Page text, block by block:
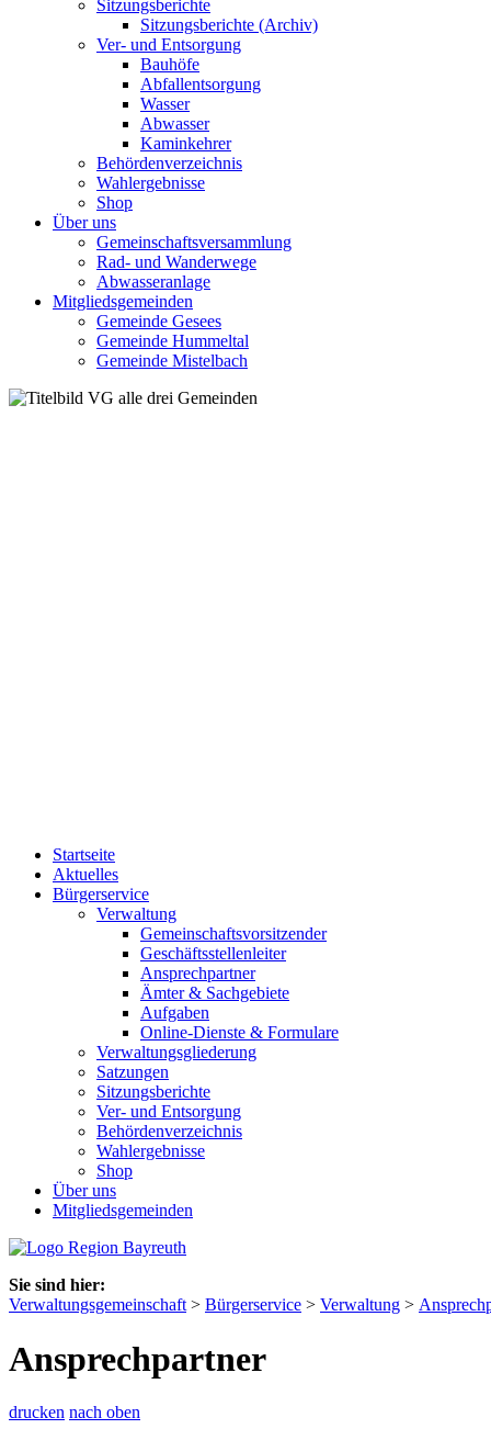
Sitzungsberichte
Sitzungsberichte (Archiv)
Ver- und Entsorgung
Bauhöfe
Abfallentsorgung
Wasser
Abwasser
Kaminkehrer
Behördenverzeichnis
Wahlergebnisse
Shop
Über uns
Gemeinschaftsversammlung
Rad- und Wanderwege
Abwasseranlage
Mitgliedsgemeinden
Gemeinde Gesees
Gemeinde Hummeltal
Gemeinde Mistelbach
Startseite
Aktuelles
Bürgerservice
Verwaltung
Gemeinschaftsvorsitzender
Geschäftsstellenleiter
Ansprechpartner
Ämter & Sachgebiete
Aufgaben
Online-Dienste & Formulare
Verwaltungsgliederung
Satzungen
Sitzungsberichte
Ver- und Entsorgung
Behördenverzeichnis
Wahlergebnisse
Shop
Über uns
Mitgliedsgemeinden
Sie sind hier:
Verwaltungsgemeinschaft > Bürgerservice > Verwaltung >
Ansprechpartner
drucken nach oben